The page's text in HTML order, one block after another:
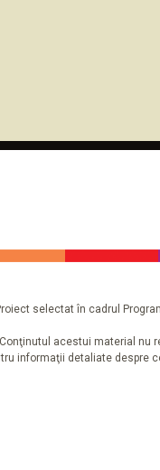
selectat în cadrul
Conţinutul acestui material nu
informaţii detaliate despre